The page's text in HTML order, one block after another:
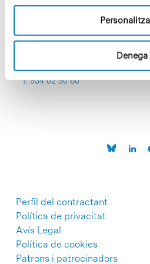
Personalitza
Denega
C/Baldiri Reixac, 4-12 i 15
08028 Barcelona
T. 934 02 90 60
Perfil del contractant
Política de privacitat
Avís Legal
Política de cookies
Patrons i patrocinadors